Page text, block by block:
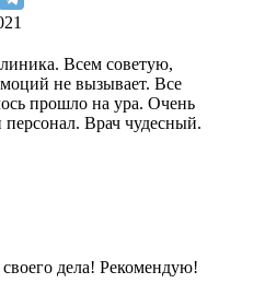
Всем советую,
не вызывает. Все
прошло на ура. Очень
Врач чудесный.
дела! Рекомендую!